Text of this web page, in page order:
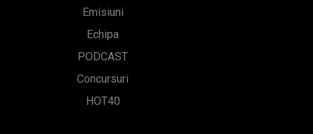
Emisiuni
Echipa
PODCAST
Concursuri
HOT40